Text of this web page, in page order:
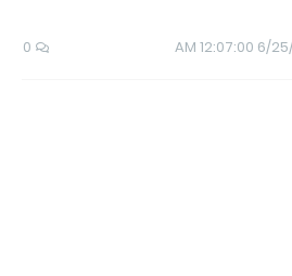
6/25/2022
0